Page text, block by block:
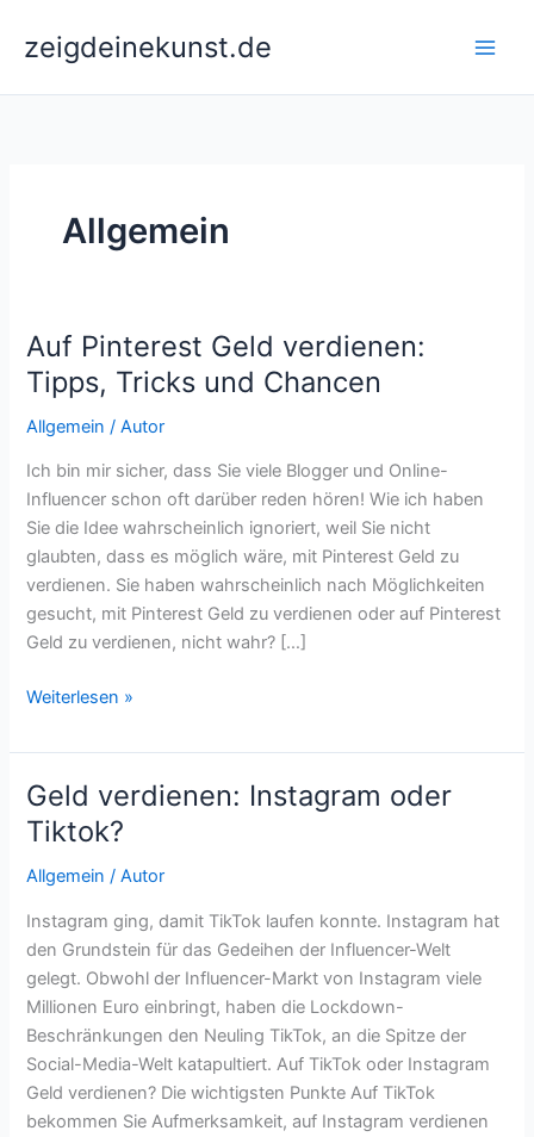
Inhalt
springen
zeigdeinekunst.de
Allgemein
Auf Pinterest Geld verdienen:
Tipps, Tricks und Chancen
Allgemein /Autor
Ich bin mir sicher, dass Sie viele Blogger und Online-
Influencer schon oft darüber reden hören! Wie ich haben
Sie die Idee wahrscheinlich ignoriert, weil Sie nicht
glaubten, dass es möglich wäre, mit Pinterest Geld zu
verdienen. Sie haben wahrscheinlich nach Möglichkeiten
gesucht, mit Pinterest Geld zu verdienen oder auf Pinterest
Geld zu verdienen, nicht wahr? […]
Auf
Geld
verdienen:
Tipps,
Tricks
und
Weiterlesen »
Geld verdienen: Instagram oder
Tiktok?
Allgemein /Autor
Instagram ging, damit TikTok laufen konnte. Instagram hat
den Grundstein für das Gedeihen der Influencer-Welt
gelegt. Obwohl der Influencer-Markt von Instagram viele
Millionen Euro einbringt, haben die Lockdown-
Beschränkungen den Neuling TikTok, an die Spitze der
Social-Media-Welt katapultiert. Auf TikTok oder Instagram
Geld verdienen? Die wichtigsten Punkte Auf TikTok
bekommen Sie Aufmerksamkeit, auf Instagram verdienen